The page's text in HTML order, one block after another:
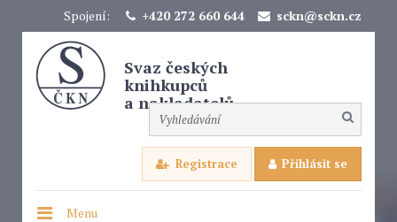
Spojení: +420 272 660 644 sckn@sckn.cz
Svaz českých
knihkupců
a nakladatelů
Registrace Přihlásit se
Menu